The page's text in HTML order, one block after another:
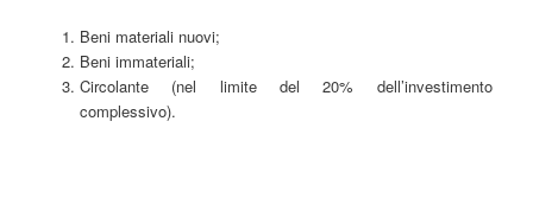
Beni materiali nuovi;
Beni immateriali;
Circolante (nel limite del 20% dell’investimento
complessivo).